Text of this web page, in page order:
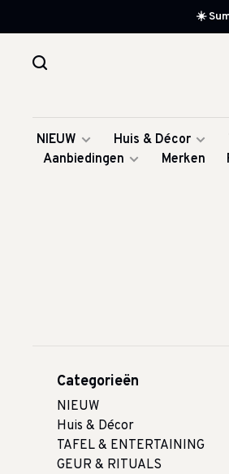
☀️
NIEUW Huis & Décor
Aanbiedingen
Merken
Categorieën
NIEUW
Huis & Décor
TAFEL & ENTERTAINING
GEUR & RITUALS